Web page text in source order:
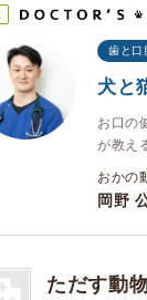
歯と口
犬と
お口の
が教え
おかの
岡野
ただす動